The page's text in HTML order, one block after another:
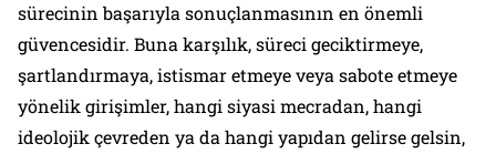
sürecinin başarıyla sonuçlanmasının en önemli
güvencesidir. Buna karşılık, süreci geciktirmeye,
şartlandırmaya, istismar etmeye veya sabote etmeye
yönelik girişimler, hangi siyasi mecradan, hangi
ideolojik çevreden ya da hangi yapıdan gelirse gelsin,